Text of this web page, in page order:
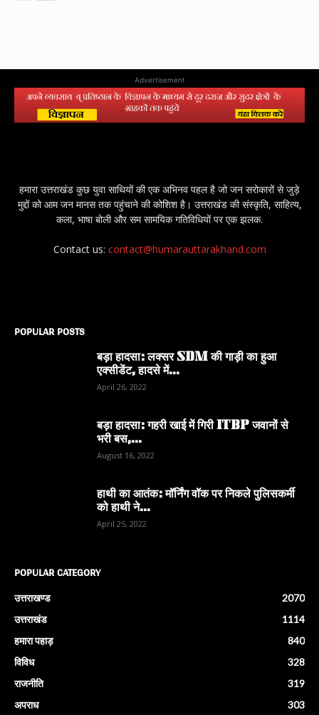
Advertisement
हमारा उत्तराखंड कुछ युवा साथियों की एक अभिनव पहल है जो जन सरोकारों से जुड़े
मुद्दों को आम जन मानस तक पहुंचाने की कोशिश है। उत्तराखंड की संस्कृति, साहित्य,
कला, भाषा बोली और सम सामयिक गतिविधियों पर एक झलक.
Contact us: contact@humarauttarakhand.com
POPULAR POSTS
बड़ा हादसा: लक्सर SDM की गाड़ी का हुआ
एक्सीडेंट, हादसे में...
April 26, 2022
बड़ा हादसा: गहरी खाई में गिरी ITBP जवानों से
भरी बस,...
August 16, 2022
हाथी का आतंक: मॉर्निंग वॉक पर निकले पुलिसकर्मी
को हाथी ने...
April 25, 2022
POPULAR CATEGORY
उत्तराखण्ड
2070
उत्तराखंड
1114
हमारा पहाड़
840
विविध
328
राजनीति
319
अपराध
303